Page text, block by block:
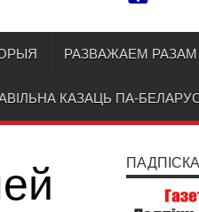
РАЗВАЖАЕМ РАЗАМ
КАЗАЦЬ ПА-